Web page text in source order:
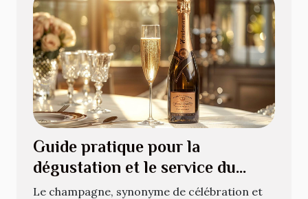
Guide pratique pour la
dégustation et le service du
champagne
Le champagne, synonyme de célébration et